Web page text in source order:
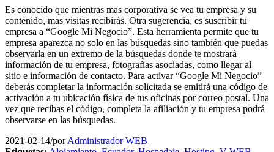
Es conocido que mientras mas corporativa se vea tu empresa y su
contenido, mas visitas recibirás. Otra sugerencia, es suscribir tu
empresa a “Google Mi Negocio”. Esta herramienta permite que tu
empresa aparezca no solo en las búsquedas sino también que puedas
observarla en un extremo de la búsquedas donde te mostrará
información de tu empresa, fotografías asociadas, como llegar al
sitio e información de contacto. Para activar “Google Mi Negocio”
deberás completar la información solicitada se emitirá una código de
activación a tu ubicación física de tus oficinas por correo postal. Una
vez que recibas el código, completa la afiliación y tu empresa podrá
observarse en las búsquedas.
2021-02-14/porAdministrador WEB